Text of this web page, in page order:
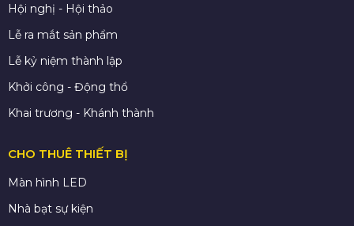
Hội nghị - Hội thảo
Lễ ra mắt sản phẩm
Lễ kỷ niệm thành lập
Khởi công - Động thổ
Khai trương - Khánh thành
CHO THUÊ THIẾT BỊ
Màn hình LED
Nhà bạt sự kiện